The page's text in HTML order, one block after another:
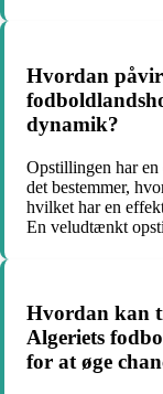
Hvordan
dynamik?
Opstillingen har
det bestemmer,
hvilket har en
En veludtænkt
Hvordan kan
Algeriets
for at øge